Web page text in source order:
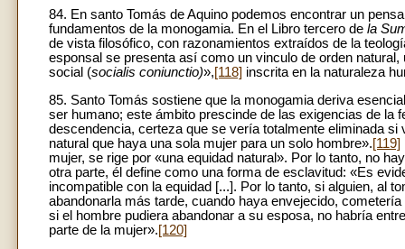
84. En santo Tomás de Aquino podemos encontrar un
fundamentos de la monogamia. En el Libro tercero de la
de vista filosófico, con razonamientos extraídos de la
esponsal se presenta así como un vinculo de orden
social (socialis coniunctio)»,[118] inscrita en la naturaleza
85. Santo Tomás sostiene que la monogamia deriva
ser humano; este ámbito prescinde de las exigencias de la
descendencia, certeza que se vería totalmente eliminada
natural que haya una sola mujer para un solo hombre».[119]
mujer, se rige por «una equidad natural». Por lo tanto, no
otra parte, él define como una forma de esclavitud: «Es
incompatible con la equidad [...]. Por lo tanto, si alguien, al
abandonarla más tarde, cuando haya envejecido,
si el hombre pudiera abandonar a su esposa, no habría
parte de la mujer».[120]